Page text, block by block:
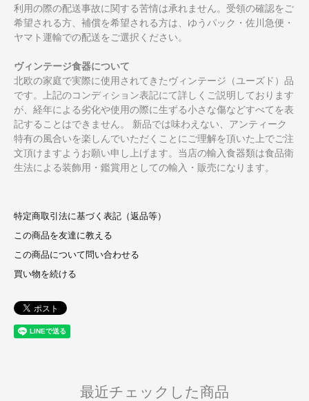
利用の際の配送事故に関する苦情は承れません。受領の確認をご
希望される方、補償を希望される方は、ゆうパック・佐川急便・
ヤマト運輸での配送をご選択ください。
ヴィンテージ食器について
北欧の家庭で実際に使用されてきたヴィンテージ（ユーズド）品
です。上記のコンディション表記にて詳しくご説明しております
が、経年による劣化や使用の際に生ずる小さな傷などすべてを表
記することはできません。 新品では味わえない、アンティーク
特有の風合いを楽しんでいただくことにご理解を頂いた上でご注
文頂けますようお願い申し上げます。当店の輸入食器類は食品衛
生法による装飾用・鑑賞用としての輸入・販売になります。
特定商取引法に基づく表記（返品等）
この商品を友達に教える
この商品について問い合わせる
買い物を続ける
最近チェックした商品